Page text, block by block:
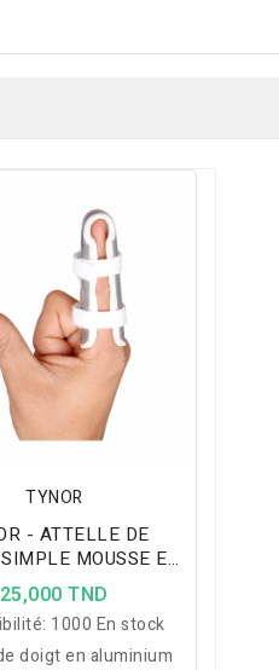
TYNOR
- ATTELLE DE
MOUSSE ET
ALUMINIUM
25,000 TND
1000 En stock
doigt en aluminium